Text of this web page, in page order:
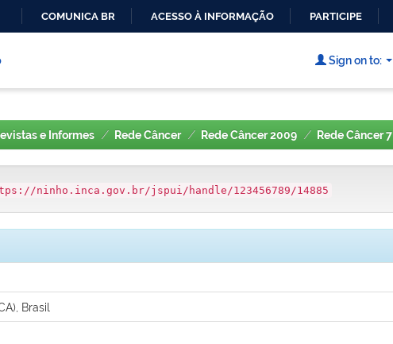
CONTEÚDO
COMUNICA BR ACESSO À INFORMAÇÃO PARTICIPE
Sign on to:
e Informes Rede Câncer Rede Câncer 2009 Rede Câncer 7
ninho.inca.gov.br/jspui/handle/123456789/14885
Brasil